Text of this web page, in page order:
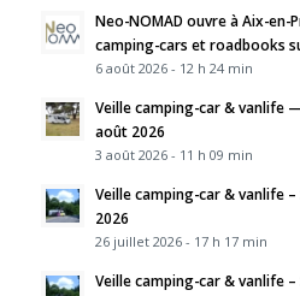
Neo-NOMAD ouvre à Aix-en-
camping-cars et roadbooks
6 août 2026 - 12 h 24 min
Veille camping-car & vanlife
août 2026
3 août 2026 - 11 h 09 min
Veille camping-car & vanlife
2026
26 juillet 2026 - 17 h 17 min
Veille camping-car & vanlife